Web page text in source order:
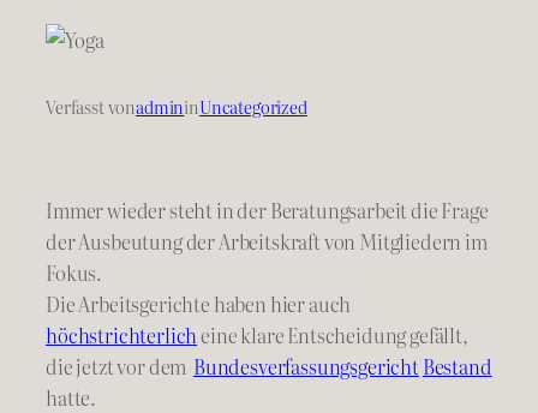
Verfasst vonadmininUncategorized
Immer wieder steht in der Beratungsarbeit die Frage
der Ausbeutung der Arbeitskraft von Mitgliedern im
Fokus.
Die Arbeitsgerichte haben hier auch
höchstrichterlicheine klare Entscheidung gefällt,
die jetzt vor dem BundesverfassungsgerichtBestand
hatte.